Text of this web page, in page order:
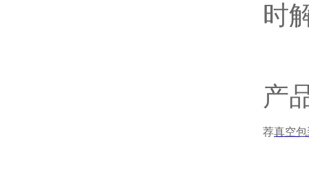
时
产
荐真空